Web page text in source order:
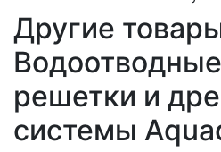
Другие
решетки и
системы